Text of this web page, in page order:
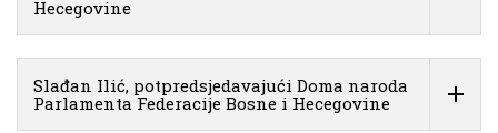
Hecegovine
Slađan Ilić, potpredsjedavajući Doma naroda
Parlamenta Federacije Bosne i Hecegovine